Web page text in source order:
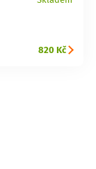
820 Kč